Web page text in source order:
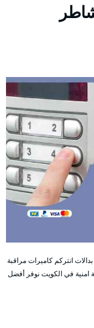
شاطر
انتركم كاميرات مراقبة
في الكويت نوفر أفضل